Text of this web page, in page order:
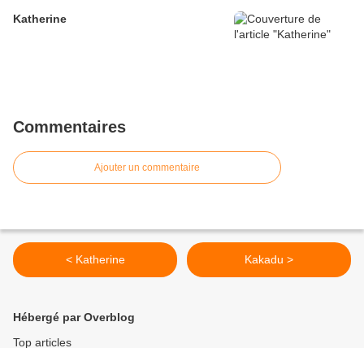
Katherine
Commentaires
Ajouter un commentaire
< Katherine Kakadu >
Hébergé par Overblog
Top articles